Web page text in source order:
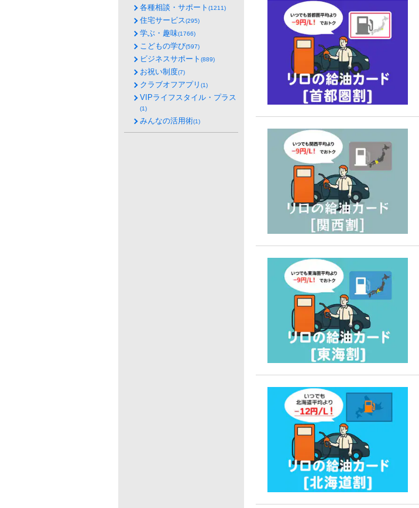
各種相談・サポート (1211)
住宅サービス(295)
学ぶ・趣味(1766)
こどもの学び(597)
ビジネスサポート (889)
お祝い制度(7)
クラブオフアプリ (1)
VIPライフスタイル・プラス
(1)
みんなの活用術(1)